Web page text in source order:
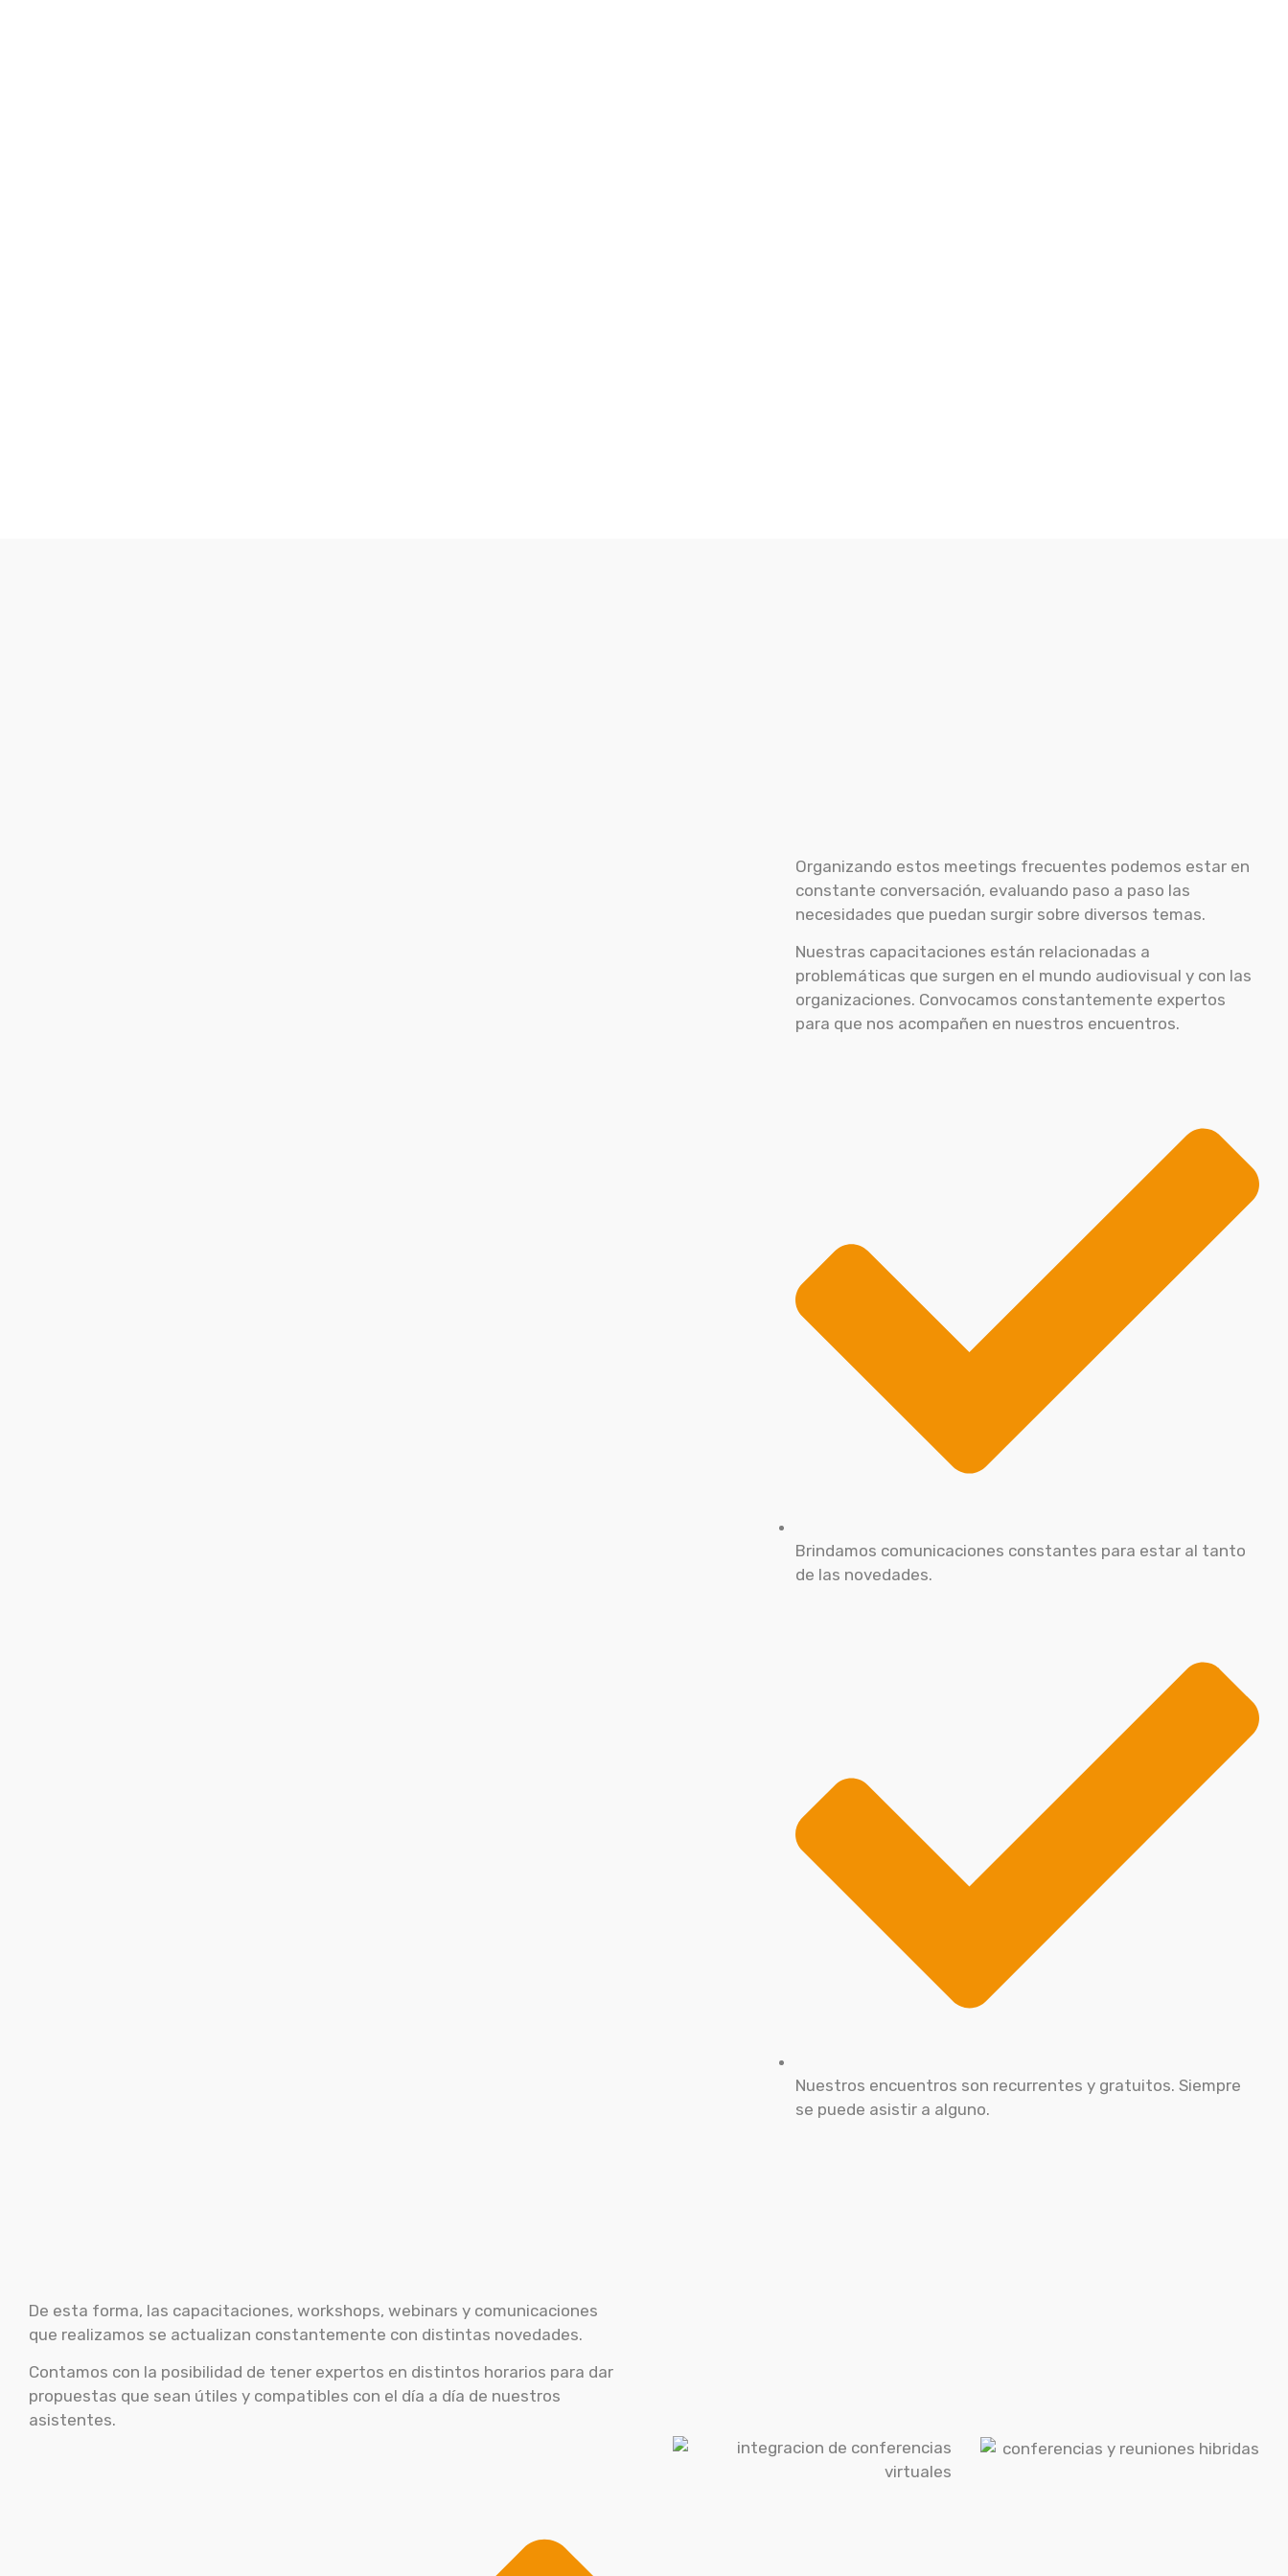
Organizando estos meetings frecuentes podemos estar en
constante conversación, evaluando paso a paso las
necesidades que puedan surgir sobre diversos temas.
Nuestras capacitaciones están relacionadas a
problemáticas que surgen en el mundo audiovisual y con las
organizaciones. Convocamos constantemente expertos
para que nos acompañen en nuestros encuentros.
Brindamos comunicaciones constantes para estar al tanto
de las novedades.
Nuestros encuentros son recurrentes y gratuitos. Siempre
se puede asistir a alguno.
De esta forma, las capacitaciones, workshops, webinars y comunicaciones
que realizamos se actualizan constantemente con distintas novedades.
Contamos con la posibilidad de tener expertos en distintos horarios para dar
propuestas que sean útiles y compatibles con el día a día de nuestros
asistentes.